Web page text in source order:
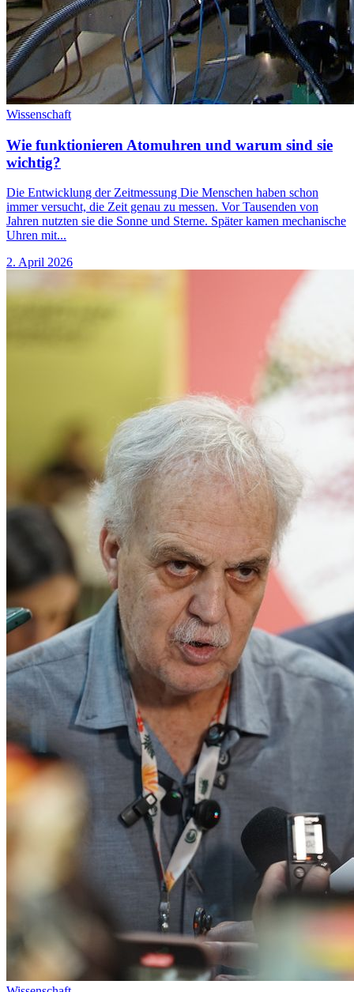
Wissenschaft
Wie funktionieren Atomuhren und warum sind sie
wichtig?
Die Entwicklung der Zeitmessung Die Menschen haben schon
immer versucht, die Zeit genau zu messen. Vor Tausenden von
Jahren nutzten sie die Sonne und Sterne. Später kamen mechanische
Uhren mit...
2. April 2026